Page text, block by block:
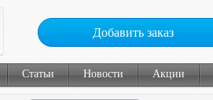
Добавить заказ
Статьи Новости Акции